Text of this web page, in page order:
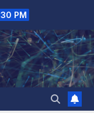
PM